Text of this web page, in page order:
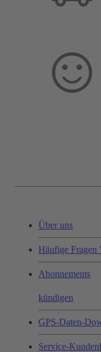
Über uns
Häufige
Abonnements
kündigen
GPS-Daten-
Service-